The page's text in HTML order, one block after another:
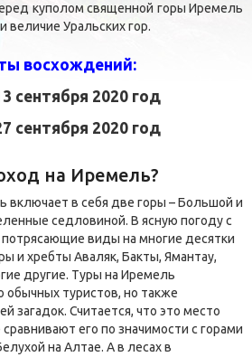
куполом священной горы Иремель
Уральских гор.
восхождений:
сентября 2020 год
сентября 2020 год
на Иремель?
включает в себя две горы – Большой и
седловиной. В ясную погоду с
виды на многие десятки
и хребты Аваляк, Бакты, Ямантау,
другие. Туры на Иремель
обычных туристов, но также
загадок. Считается, что это место
его по значимости с горами
на Алтае. А в лесах в